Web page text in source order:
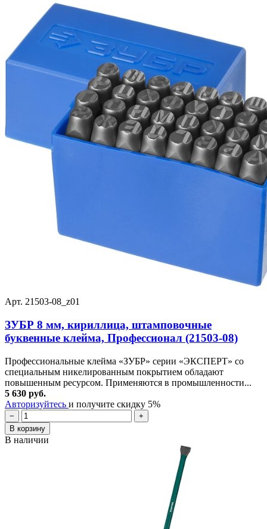
Арт. 21503-08_z01
ЗУБР 8 мм, кириллица, штамповочные
буквенные клейма, Профессионал (21503-08)
Профессиональные клейма «ЗУБР» серии «ЭКСПЕРТ» со
специальным никелированным покрытием обладают
повышенным ресурсом. Применяются в промышленности...
5 630 руб.
Авторизуйтесь и получите скидку 5%
−
+
В корзину
В наличии